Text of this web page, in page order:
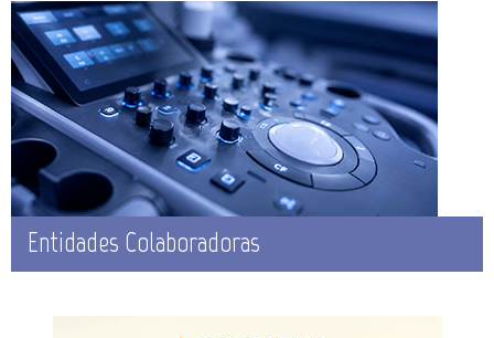
Entidades Colaboradoras